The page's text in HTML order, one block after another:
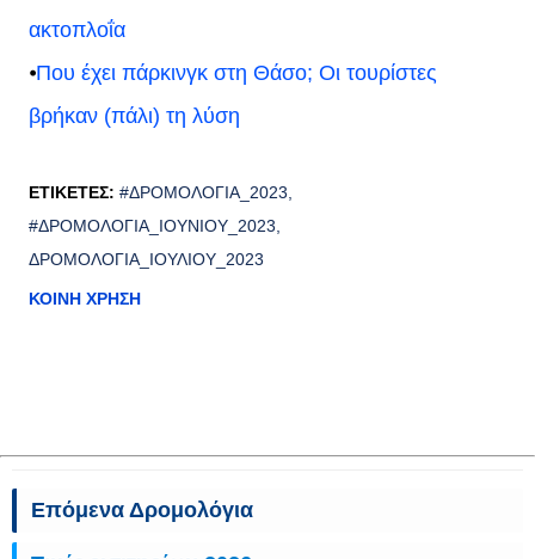
ακτοπλοΐα
⦁Που έχει πάρκινγκ στη Θάσο; Οι τουρίστες
βρήκαν (πάλι) τη λύση
ΕΤΙΚΈΤΕΣ: #ΔΡΟΜΟΛΌΓΙΑ_2023
#ΔΡΟΜΟΛΌΓΙΑ_ΙΟΥΝΊΟΥ_2023
ΔΡΟΜΟΛΌΓΙΑ_ΙΟΥΛΊΟΥ_2023
ΚΟΙΝΉ ΧΡΉΣΗ
Επόμενα Δρομολόγια